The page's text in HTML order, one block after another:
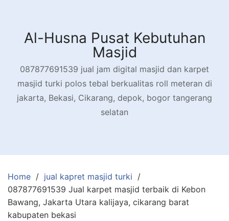
contentAl-Husna Pusat Kebutuhan
Masjid
087877691539 jual jam digital masjid dan karpet
masjid turki polos tebal berkualitas roll meteran di
jakarta, Bekasi, Cikarang, depok, bogor tangerang
selatan
Home
jual kapret masjid turki
087877691539 Jual karpet masjid terbaik di Kebon
Bawang, Jakarta Utara kalijaya, cikarang barat
kabupaten bekasi